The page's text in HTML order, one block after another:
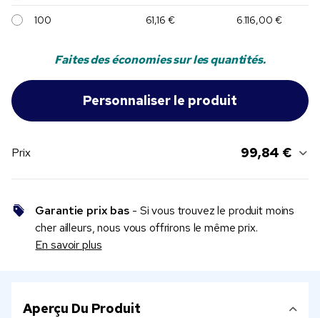
100 61,16 € 6.116,00 €
Faites des économies sur les quantités.
Prix 99,84 €
Garantie prix bas - Si vous trouvez le produit moins
cher ailleurs, nous vous offrirons le même prix.
En savoir plus
Aperçu Du Produit